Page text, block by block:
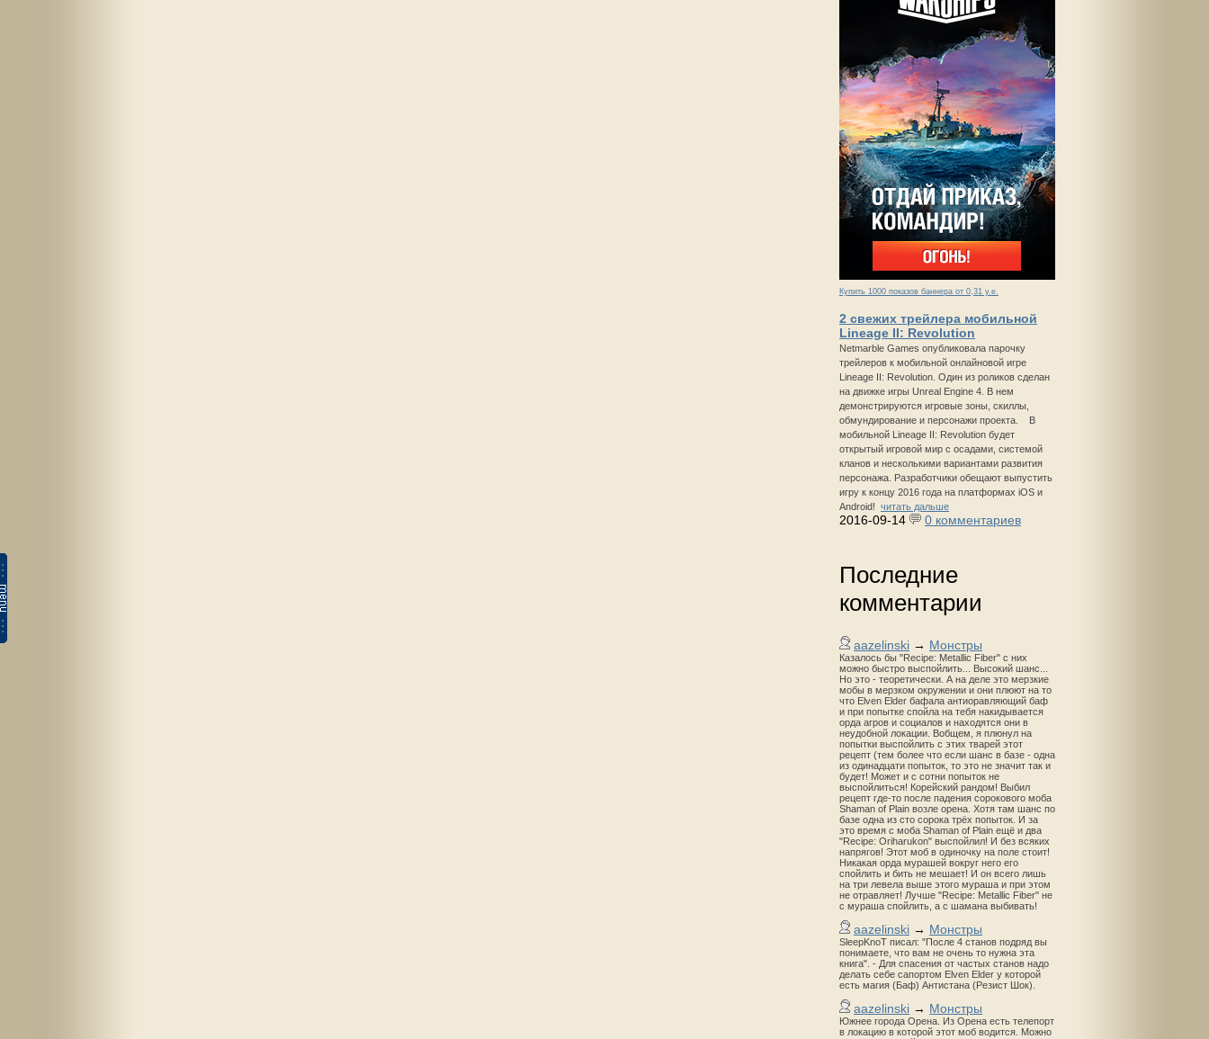
Купить 1000 показов баннера от 0,31 у.е.
2 свежих трейлера мобильной
Lineage II: Revolution
Netmarble Games опубликовала парочку
трейлеров к мобильной онлайновой игре
Lineage II: Revolution. Один из роликов сделан
на движке игры Unreal Engine 4. В нем
демонстрируются игровые зоны, скиллы,
обмундирование и персонажи проекта. В
мобильной Lineage II: Revolution будет
открытый игровой мир с осадами, системой
кланов и несколькими вариантами развития
персонажа. Разработчики обещают выпустить
игру к концу 2016 года на платформах iOS и
Android! читать дальше
2016-09-14 0 комментариев
Последние
комментарии
aazelinski → Монстры
Казалось бы "Recipe: Metallic Fiber" с них
можно быстро выспойлить... Высокий шанс...
Но это - теоретически. А на деле это мерзкие
мобы в мерзком окружении и они плюют на то
что Elven Elder бафала антиоравляющий баф
и при попытке спойла на тебя накидывается
орда агров и социалов и находятся они в
неудобной локации. Вобщем, я плюнул на
попытки выспойлить с этих тварей этот
рецепт (тем более что если шанс в базе - одна
из одинадцати попыток, то это не значит так и
будет! Может и с сотни попыток не
выспойлиться! Корейский рандом! Выбил
рецепт где-то после падения сорокового моба
Shaman of Plain возле орена. Хотя там шанс по
базе одна из сто сорока трёх попыток. И за
это время с моба Shaman of Plain ещё и два
"Recipe: Oriharukon" выспойлил! И без всяких
напрягов! Этот моб в одиночку на поле стоит!
Никакая орда мурашей вокруг него его
спойлить и бить не мешает! И он всего лишь
на три левела выше этого мураша и при этом
не отравляет! Лучше "Recipe: Metallic Fiber" не
с мураша спойлить, а с шамана выбивать!
aazelinski → Монстры
SleepKnoT писал: "После 4 станов подряд вы
понимаете, что вам не очень то нужна эта
книга". - Для спасения от частых станов надо
делать себе сапортом Elven Elder у которой
есть магия (Баф) Антистана (Резист Шок).
aazelinski → Монстры
Южнее города Орена. Из Орена есть телепорт
в локацию в которой этот моб водится. Можно